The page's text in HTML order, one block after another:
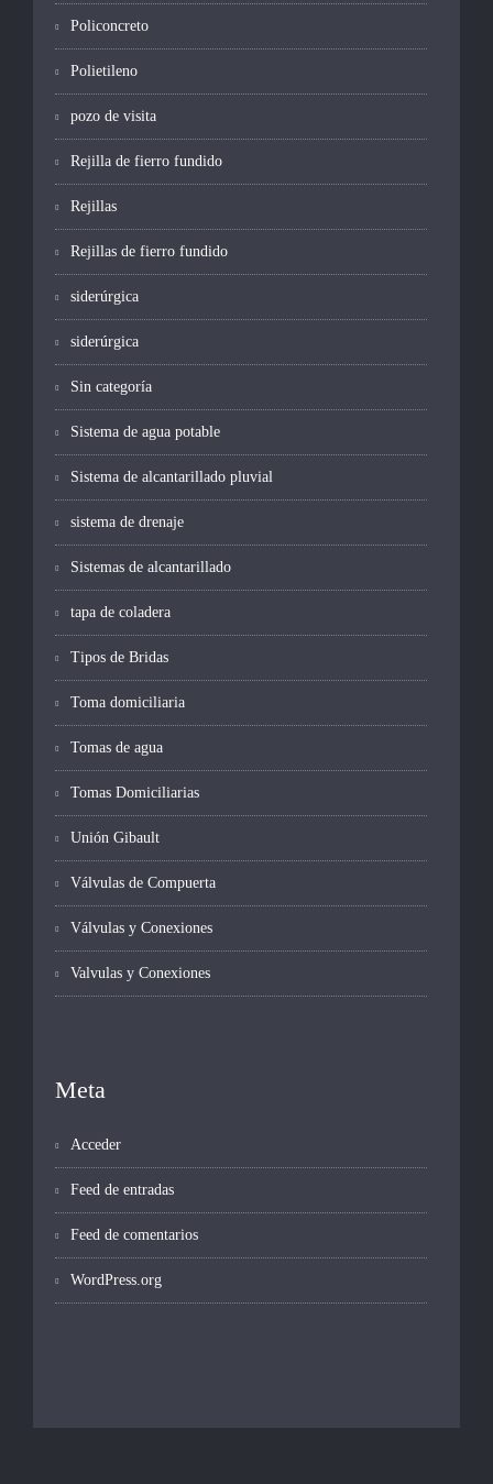
Policoncreto
Polietileno
pozo de visita
Rejilla de fierro fundido
Rejillas
Rejillas de fierro fundido
siderúrgica
siderúrgica
Sin categoría
Sistema de agua potable
Sistema de alcantarillado pluvial
sistema de drenaje
Sistemas de alcantarillado
tapa de coladera
Tipos de Bridas
Toma domiciliaria
Tomas de agua
Tomas Domiciliarias
Unión Gibault
Válvulas de Compuerta
Válvulas y Conexiones
Valvulas y Conexiones
Meta
Acceder
Feed de entradas
Feed de comentarios
WordPress.org